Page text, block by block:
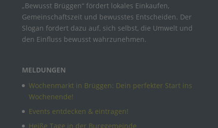
„Bewusst Brüggen“ fördert lokales Einkaufen,
Gemeinschaftszeit und bewusstes Entscheiden. Der
Slogan fordert dazu auf, sich selbst, die Umwelt und
den Einfluss bewusst wahrzunehmen.
MELDUNGEN
Wochenmarkt in Brüggen: Dein perfekter Start ins
Wochenende!
Events entdecken & eintragen!
Heiße Tage in der Burggemeinde